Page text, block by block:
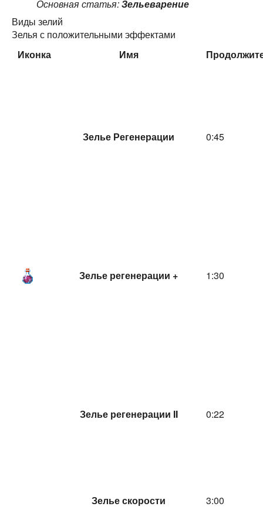
Основная статья:Зельеварение
Виды зелий
Зелья с положительными эффектами
Иконка
Имя
Зелье Регенерации 0:45
Зелье регенерации + 1:30
Зелье регенерации II 0:22
Зелье скорости 3:00